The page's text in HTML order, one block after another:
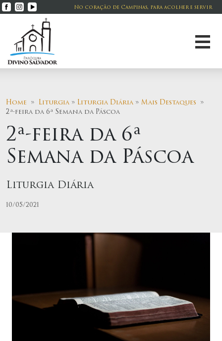
No coração de Campinas, para acolher e servir
Home » Liturgia » Liturgia Diária » Mais Destaques »
2ª-feira da 6ª Semana da Páscoa
2ª-feira da 6ª
Semana da Páscoa
Liturgia Diária
10/05/2021